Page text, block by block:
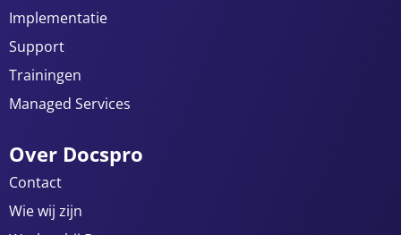
Implementatie
Support
Trainingen
Managed Services
Over Docspro
Contact
Wie wij zijn